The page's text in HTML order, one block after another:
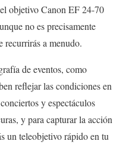
objetivo Canon EF 24-70
no es precisamente
recurrirás a menudo.
de eventos, como
reflejar las condiciones en
y espectáculos
y para capturar la acción
un teleobjetivo rápido en tu